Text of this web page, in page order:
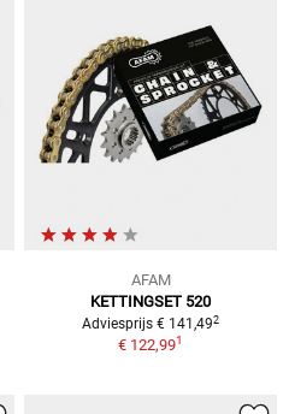
AFAM
KETTINGSET 520
Adviesprijs € 141,492
€ 122,991